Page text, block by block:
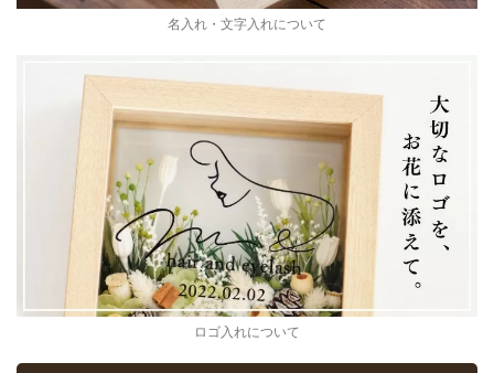
名入れ・文字入れについて
ロゴ入れについて